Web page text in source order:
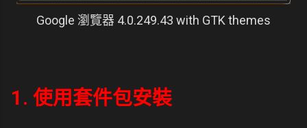
Google 瀏覽器 4.0.249.43 with GTK themes
1. 使用套件包安裝